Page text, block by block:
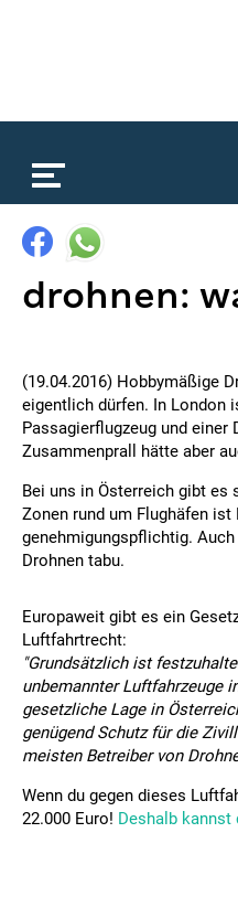
drohnen:
(19.04.2016) Hobbymäßige
eigentlich dürfen. In London
Passagierflugzeug und
Zusammenprall hätte aber
Bei uns in Österreich gibt es
Zonen rund um Flughäfen
genehmigungspflichtig.
Drohnen tabu.
Europaweit gibt es ein
Luftfahrtrecht:
"Grundsätzlich ist
unbemannter Luftfahrzeuge
gesetzliche Lage in
genügend Schutz für die
meisten Betreiber von
Wenn du gegen dieses
22.000 Euro! Deshalb kannst